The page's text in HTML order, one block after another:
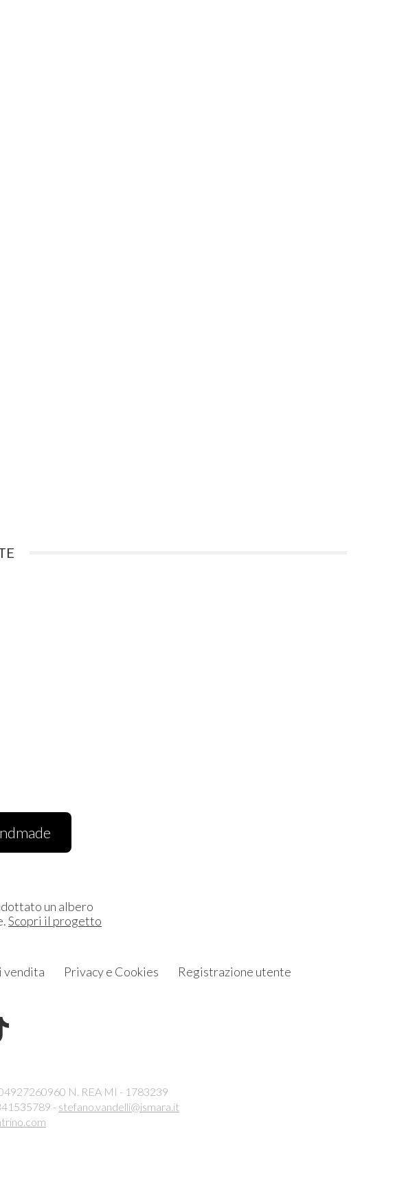
un albero
Scopri il progetto
vendita Privacy e Cookies Registrazione utente
N. REA MI - 1783239
- stefano.vandelli@ismara.it